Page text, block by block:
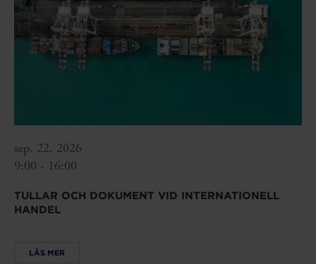
sep. 22, 2026
9:00 - 16:00
TULLAR OCH DOKUMENT VID INTERNATIONELL
HANDEL
LÄS MER